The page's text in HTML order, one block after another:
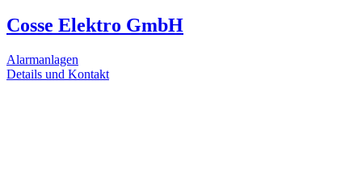
Cosse Elektro GmbH
Alarmanlagen
Details und Kontakt